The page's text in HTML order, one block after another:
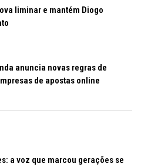
liminar e mantém Diogo
anuncia novas regras de
de apostas online
a voz que marcou gerações se